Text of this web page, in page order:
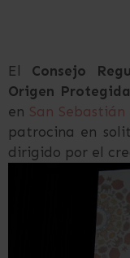
El Consejo
Origen
en San
patrocina en
dirigido por el